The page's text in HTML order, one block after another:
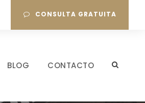
CONSULTA GRATUITA
BLOG CONTACTO